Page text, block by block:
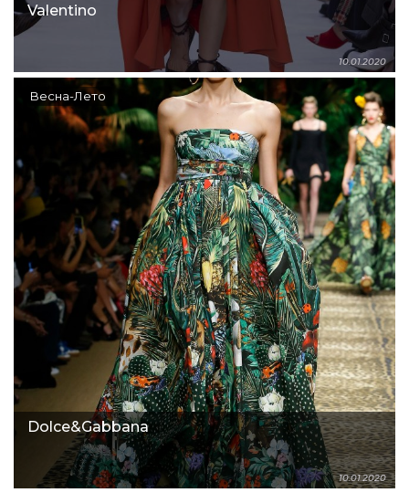
Valentino
10.01.2020
Весна-Лето
Dolce&Gabbana
10.01.2020